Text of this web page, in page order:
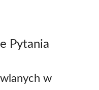
Pytania
w